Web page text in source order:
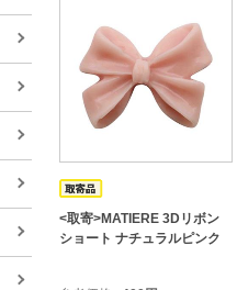
<取寄>MATIERE 3Dリボン
ショート ナチュラルピンク